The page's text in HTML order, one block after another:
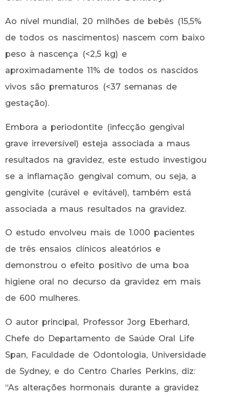
Ao nível mundial, 20 milhões de bebês (15,5%
de todos os nascimentos) nascem com baixo
peso à nascença (<2,5 kg) e
aproximadamente 11% de todos os nascidos
vivos são prematuros (<37 semanas de
gestação).
Embora a periodontite (infecção gengival
grave irreversível) esteja associada a maus
resultados na gravidez, este estudo investigou
se a inflamação gengival comum, ou seja, a
gengivite (curável e evitável), também está
associada a maus resultados na gravidez.
O estudo envolveu mais de 1.000 pacientes
de três ensaios clínicos aleatórios e
demonstrou o efeito positivo de uma boa
higiene oral no decurso da gravidez em mais
de 600 mulheres.
O autor principal, Professor Jorg Eberhard,
Chefe do Departamento de Saúde Oral Life
Span, Faculdade de Odontologia, Universidade
de Sydney, e do Centro Charles Perkins, diz:
“As alterações hormonais durante a gravidez